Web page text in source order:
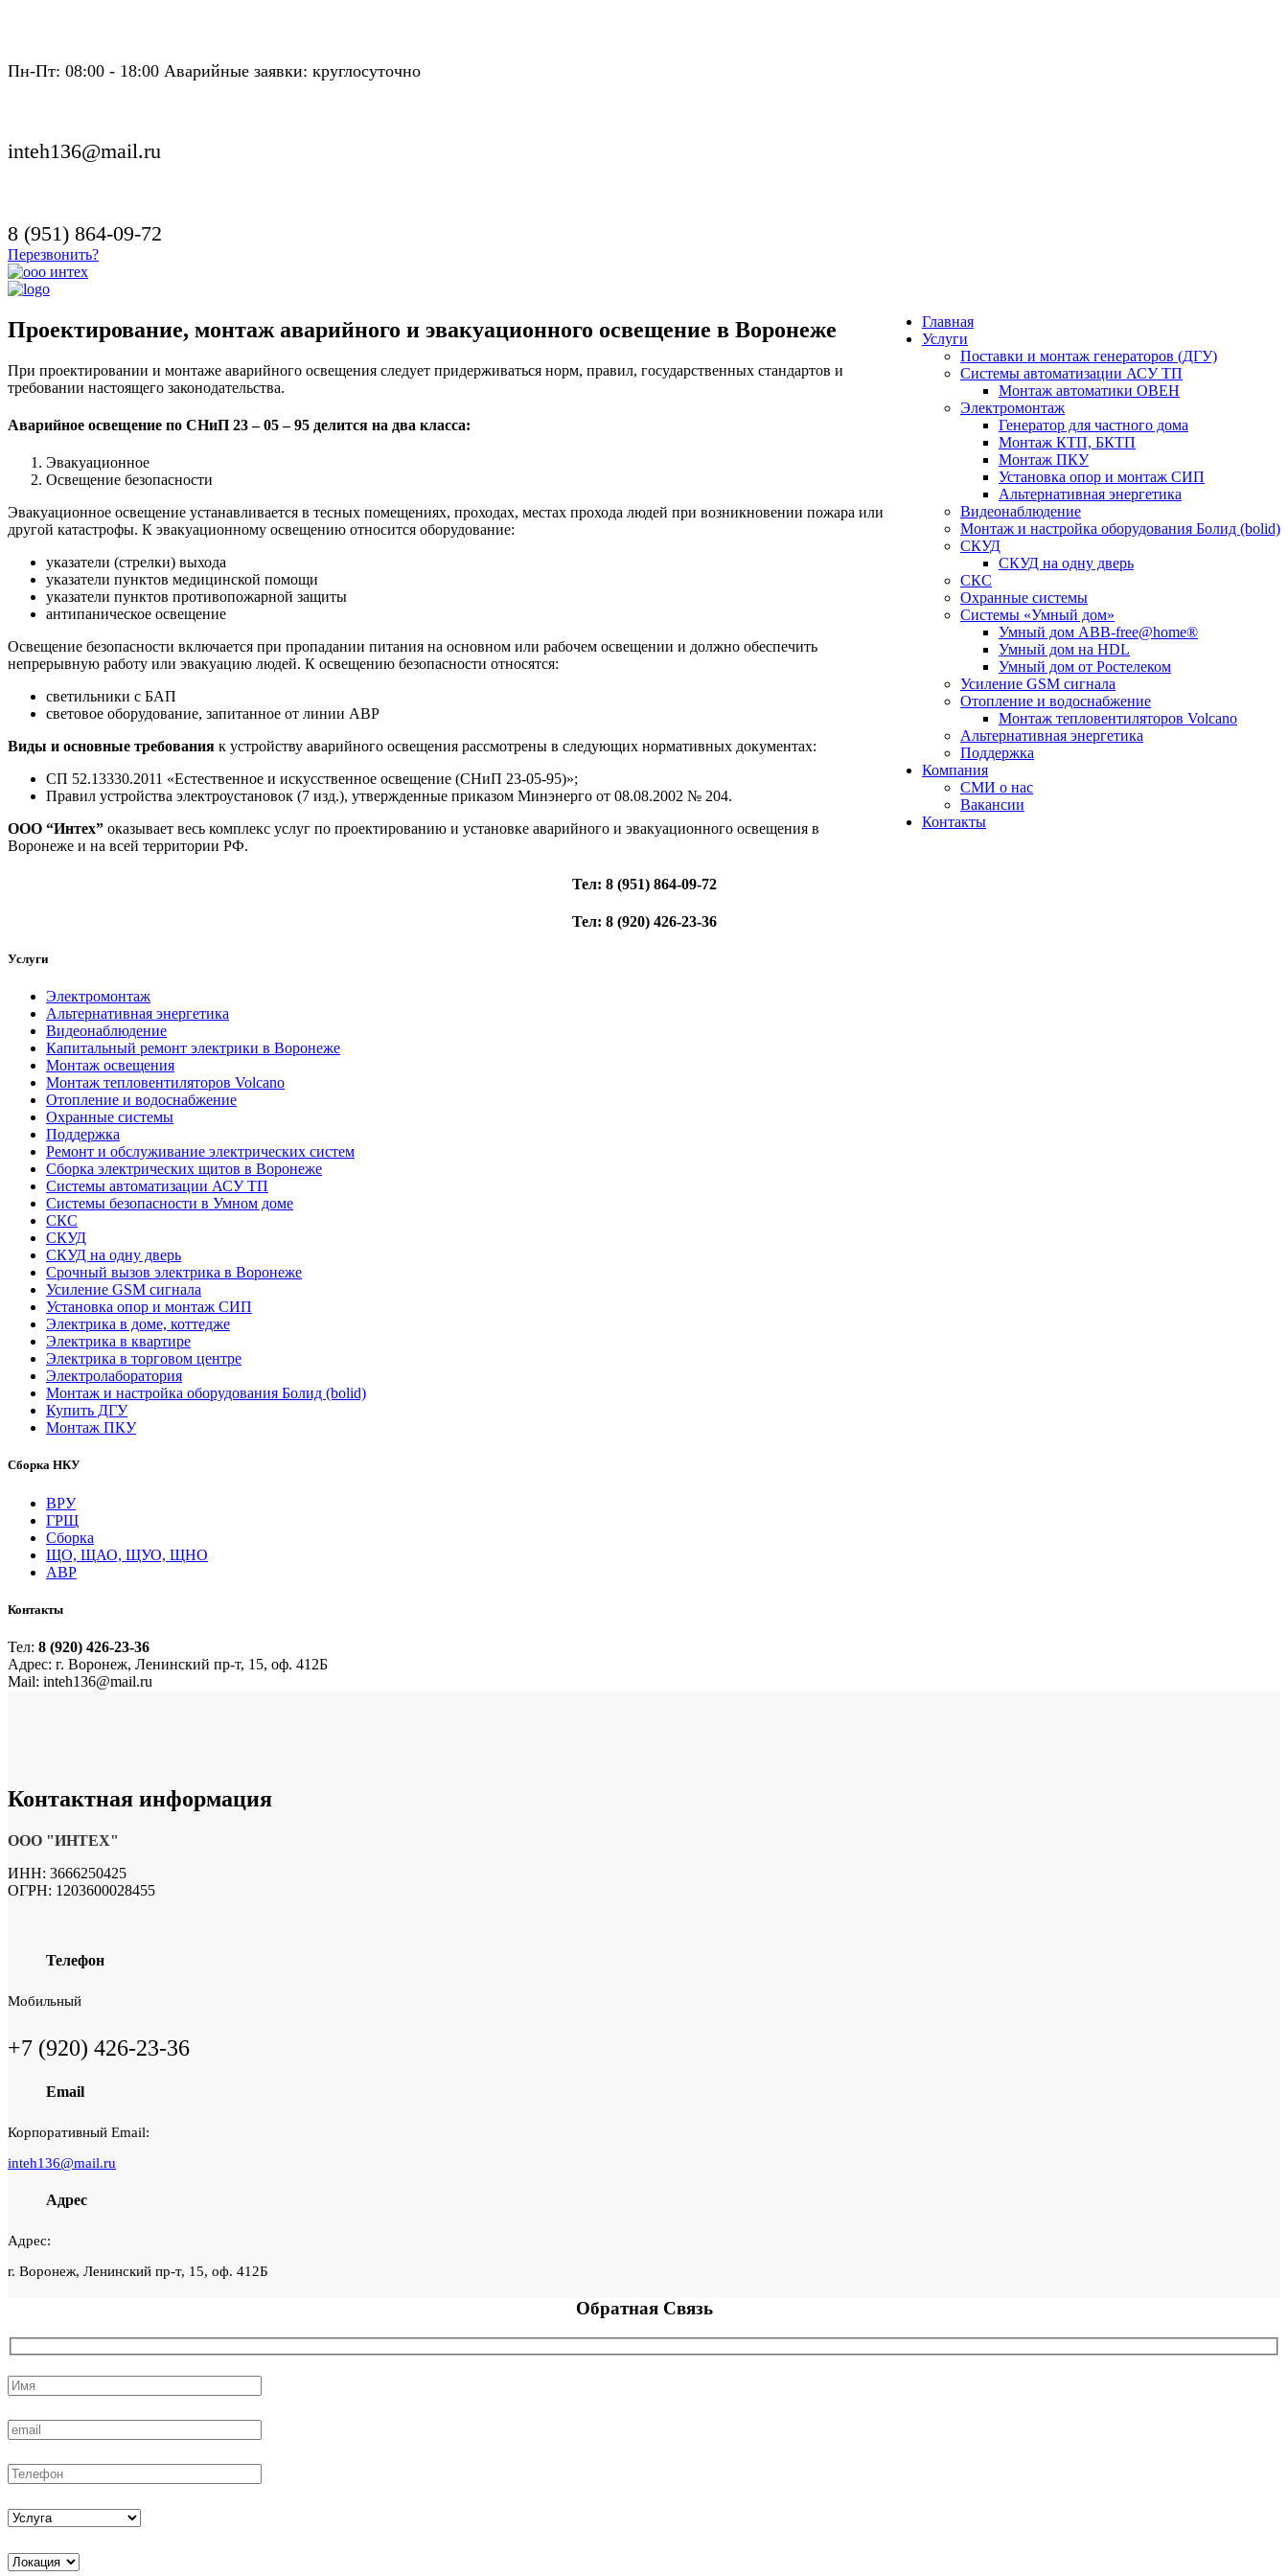
Пн-Пт: 08:00 - 18:00 Аварийные заявки: круглосуточно
inteh136@mail.ru
8 (951) 864-09-72
Перезвонить?
Главная
Услуги
Поставки и монтаж генераторов (ДГУ)
Системы автоматизации АСУ ТП
Монтаж автоматики ОВЕН
Электромонтаж
Генератор для частного дома
Монтаж КТП, БКТП
Монтаж ПКУ
Установка опор и монтаж СИП
Альтернативная энергетика
Видеонаблюдение
Монтаж и настройка оборудования Болид (bolid)
СКУД
СКУД на одну дверь
СКС
Охранные системы
Системы «Умный дом»
Умный дом ABB-free@home®
Умный дом на HDL
Умный дом от Ростелеком
Усиление GSM сигнала
Отопление и водоснабжение
Монтаж тепловентиляторов Volcano
Альтернативная энергетика
Поддержка
Компания
СМИ о нас
Вакансии
Контакты
Проектирование, монтаж аварийного и эвакуационного освещение в Воронеже
При проектировании и монтаже аварийного освещения следует придерживаться норм, правил, государственных стандартов и
требовании настоящего законодательства.
Аварийное освещение по СНиП 23 – 05 – 95 делится на два класса:
Эвакуационное
Освещение безопасности
Эвакуационное освещение устанавливается в тесных помещениях, проходах, местах прохода людей при возникновении пожара или
другой катастрофы. К эвакуационному освещению относится оборудование:
указатели (стрелки) выхода
указатели пунктов медицинской помощи
указатели пунктов противопожарной защиты
антипаническое освещение
Освещение безопасности включается при пропадании питания на основном или рабочем освещении и должно обеспечить
непрерывную работу или эвакуацию людей. К освещению безопасности относятся:
светильники с БАП
световое оборудование, запитанное от линии АВР
Виды и основные требования к устройству аварийного освещения рассмотрены в следующих нормативных документах:
СП 52.13330.2011 «Естественное и искусственное освещение (СНиП 23-05-95)»;
Правил устройства электроустановок (7 изд.), утвержденные приказом Минэнерго от 08.08.2002 № 204.
ООО “Интех” оказывает весь комплекс услуг по проектированию и установке аварийного и эвакуационного освещения в
Воронеже и на всей территории РФ.
Тел: 8 (951) 864-09-72
Тел: 8 (920) 426-23-36
Услуги
Электромонтаж
Альтернативная энергетика
Видеонаблюдение
Капитальный ремонт электрики в Воронеже
Монтаж освещения
Монтаж тепловентиляторов Volcano
Отопление и водоснабжение
Охранные системы
Поддержка
Ремонт и обслуживание электрических систем
Сборка электрических щитов в Воронеже
Системы автоматизации АСУ ТП
Системы безопасности в Умном доме
СКС
СКУД
СКУД на одну дверь
Срочный вызов электрика в Воронеже
Усиление GSM сигнала
Установка опор и монтаж СИП
Электрика в доме, коттедже
Электрика в квартире
Электрика в торговом центре
Электролаборатория
Монтаж и настройка оборудования Болид (bolid)
Купить ДГУ
Монтаж ПКУ
Сборка НКУ
ВРУ
ГРЩ
Сборка
ЩО, ЩАО, ЩУО, ЩНО
АВР
Контакты
Тел: 8 (920) 426-23-36
Адрес: г. Воронеж, Ленинский пр-т, 15, оф. 412Б
Mail: inteh136@mail.ru
Контактная информация
ООО "ИНТЕХ"
ИНН: 3666250425
ОГРН: 1203600028455
Телефон
Мобильный
+7 (920) 426-23-36
Email
Корпоративный Email:
inteh136@mail.ru
Адрес
Адрес:
г. Воронеж, Ленинский пр-т, 15, оф. 412Б
Обратная Связь